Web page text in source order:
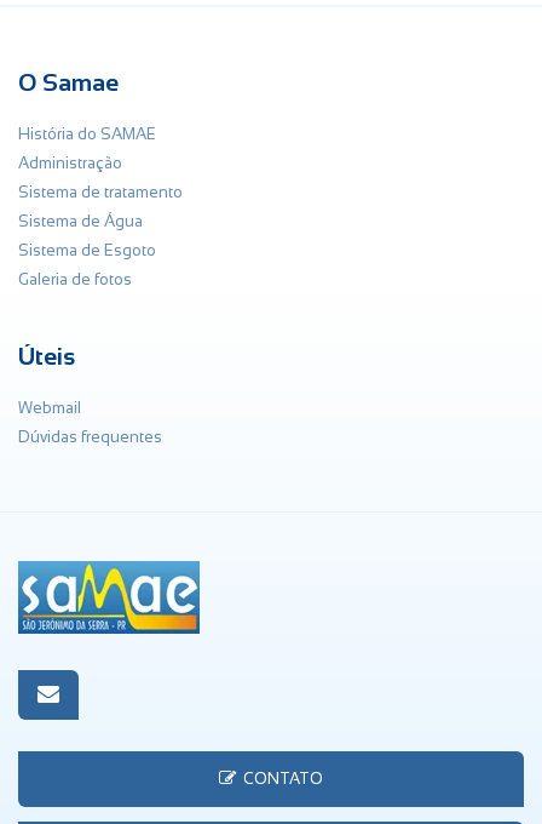
O Samae
História do SAMAE
Administração
Sistema de tratamento
Sistema de Água
Sistema de Esgoto
Galeria de fotos
Úteis
Webmail
Dúvidas frequentes
CONTATO